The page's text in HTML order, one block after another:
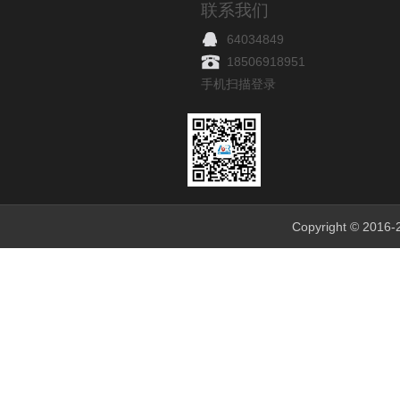
联系我们
64034849
18506918951
手机扫描登录
Copyright © 2016-